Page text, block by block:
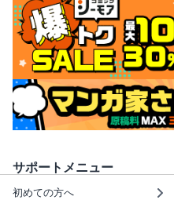
サポートメニュー
初めての方へ